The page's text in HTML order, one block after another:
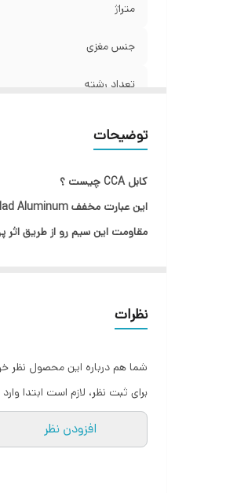
متراژ
جنس مغزی
تعداد رشته
توضیحات
کابل CCA چیست ؟
مقاومت این سیم رو از طریق
نظرات
شما هم درباره این محصول نظر
برای ثبت نظر، لازم است ابتدا
افزودن نظر